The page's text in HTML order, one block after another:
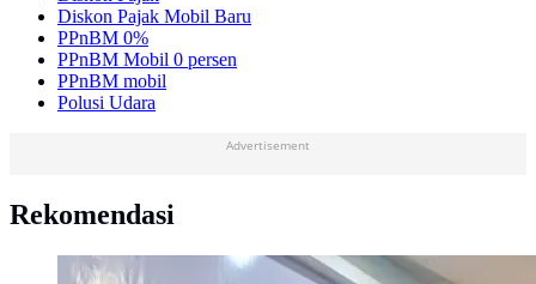
Diskon Pajak Mobil Baru
PPnBM 0%
PPnBM Mobil 0 persen
PPnBM mobil
Polusi Udara
Advertisement
Rekomendasi